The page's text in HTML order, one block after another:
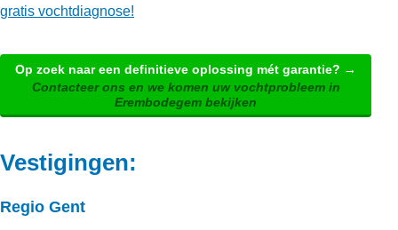
gratis vochtdiagnose!
Op zoek naar een definitieve oplossing mét garantie? →
Contacteer ons en we komen uw vochtprobleem in
Erembodegem bekijken
Vestigingen:
Regio Gent